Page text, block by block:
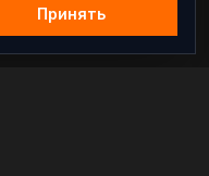
Принять